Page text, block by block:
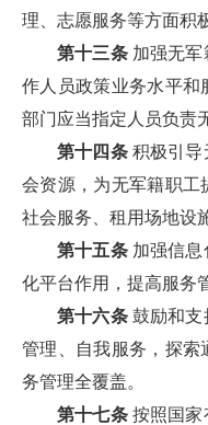
理、志愿服务等方面积
第十三条加强无军
作人员政策业务水平和
部门应当指定人员负责
第十四条积极引导
会资源，为无军籍职工
社会服务、租用场地设
第十五条加强信息
化平台作用，提高服务
第十六条鼓励和支
管理、自我服务，探索
务管理全覆盖。
第十七条按照国家